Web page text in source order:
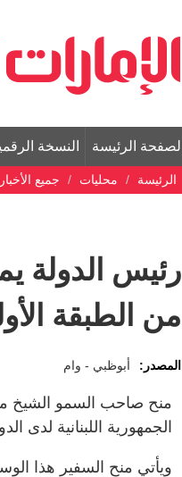
الصفحة الرئيسة النسخة
الرئيسة محليات جميع الأخبار
رئيس الدولة
من الطبقة
المصدر: أبوظبي - وام
منح صاحب السمو الشيخ
الجمهورية اللبنانية لدى
ويأتي منح السفير هذا